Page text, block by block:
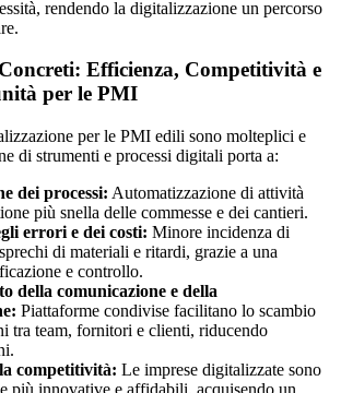
rendendo la digitalizzazione un percorso
Efficienza, Competitività e
per le PMI
per le PMI edili sono molteplici e
di strumenti e processi digitali porta a:
dei processi: Automatizzazione di attività
più snella delle commesse e dei cantieri.
errori e dei costi: Minore incidenza di
di materiali e ritardi, grazie a una
e controllo.
della comunicazione e della
Piattaforme condivise facilitano lo scambio
tra team, fornitori e clienti, riducendo
competitività: Le imprese digitalizzate sono